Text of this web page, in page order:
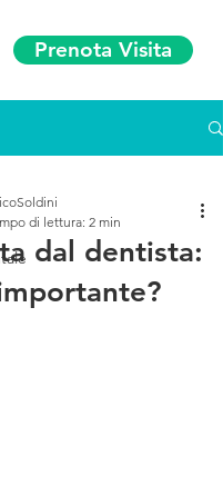
Prenota Visita
dal dentista:
di lettura: 2 min